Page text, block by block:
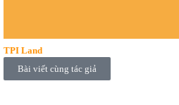
TPI Land
Bài viết cùng tác giả